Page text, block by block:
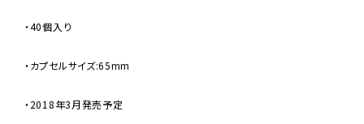
・40個入り
・カプセルサイズ:65mm
・2018年3月発売予定